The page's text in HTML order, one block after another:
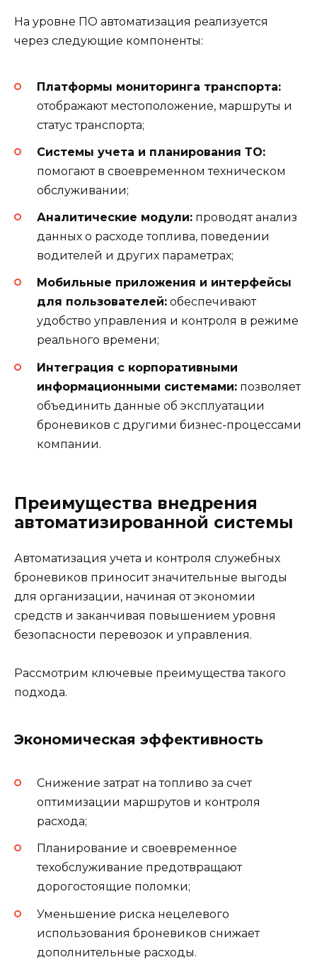
На уровне ПО автоматизация реализуется
через следующие компоненты:
Платформы мониторинга транспорта:
отображают местоположение, маршруты и
статус транспорта;
Системы учета и планирования ТО:
помогают в своевременном техническом
обслуживании;
Аналитические модули: проводят анализ
данных о расходе топлива, поведении
водителей и других параметрах;
Мобильные приложения и интерфейсы
для пользователей: обеспечивают
удобство управления и контроля в режиме
реального времени;
Интеграция с корпоративными
информационными системами: позволяет
объединить данные об эксплуатации
броневиков с другими бизнес-процессами
компании.
Преимущества внедрения
автоматизированной системы
Автоматизация учета и контроля служебных
броневиков приносит значительные выгоды
для организации, начиная от экономии
средств и заканчивая повышением уровня
безопасности перевозок и управления.
Рассмотрим ключевые преимущества такого
подхода.
Экономическая эффективность
Снижение затрат на топливо за счет
оптимизации маршрутов и контроля
расхода;
Планирование и своевременное
техобслуживание предотвращают
дорогостоящие поломки;
Уменьшение риска нецелевого
использования броневиков снижает
дополнительные расходы.